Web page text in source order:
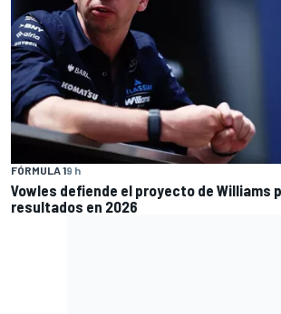
FÓRMULA 19 h
Vowles defiende el proyecto de Williams
resultados en 2026